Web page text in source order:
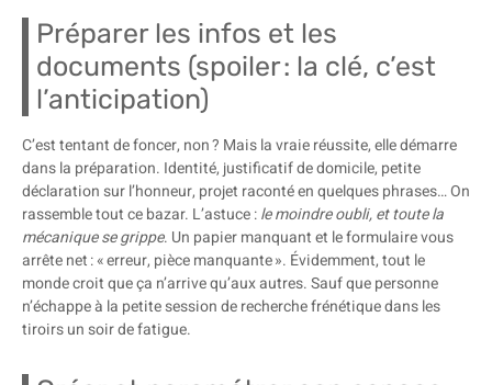
Préparer les infos et les
documents (spoiler : la clé, c’est
l’anticipation)
C’est tentant de foncer, non ? Mais la vraie réussite, elle démarre
dans la préparation. Identité, justificatif de domicile, petite
déclaration sur l’honneur, projet raconté en quelques phrases… On
rassemble tout ce bazar. L’astuce :le moindre oubli, et toute la
mécanique se grippe. Un papier manquant et le formulaire vous
arrête net : « erreur, pièce manquante ». Évidemment, tout le
monde croit que ça n’arrive qu’aux autres. Sauf que personne
n’échappe à la petite session de recherche frénétique dans les
tiroirs un soir de fatigue.